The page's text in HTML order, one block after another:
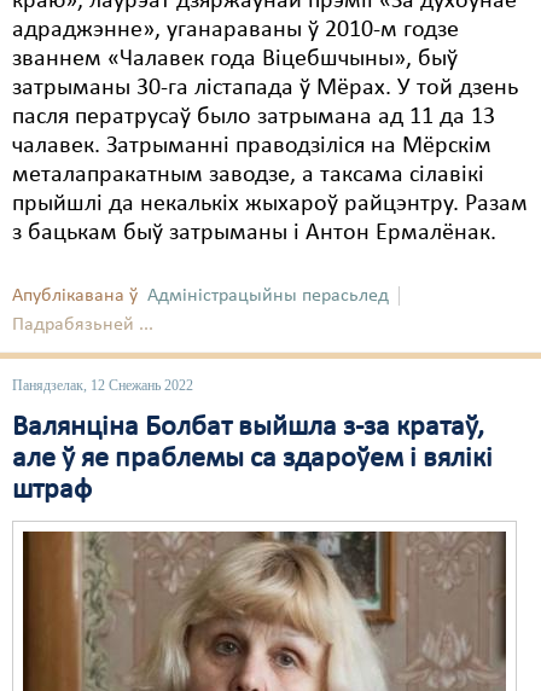
адраджэнне», уганараваны ў 2010-м годзе
званнем «Чалавек года Віцебшчыны», быў
затрыманы 30-га лістапада ў Мёрах. У той дзень
пасля ператрусаў было затрымана ад 11 да 13
чалавек. Затрыманні праводзіліся на Мёрскім
металапракатным заводзе, а таксама сілавікі
прыйшлі да некалькіх жыхароў райцэнтру. Разам
з бацькам быў затрыманы і Антон Ермалёнак.
Апублікавана ў Адміністрацыйны перасьлед
Падрабязьней ...
Панядзелак, 12 Снежань 2022
Валянціна Болбат выйшла з-за кратаў,
але ў яе праблемы са здароўем і вялікі
штраф